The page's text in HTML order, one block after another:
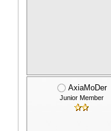
AxiaMoDer
Junior Member